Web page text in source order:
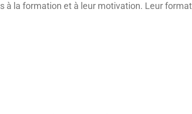
à la formation et à leur motivation. Leur